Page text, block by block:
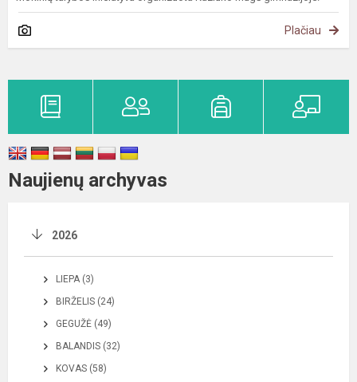
Plačiau
Naujienų archyvas
2026
LIEPA (3)
BIRŽELIS (24)
GEGUŽĖ (49)
BALANDIS (32)
KOVAS (58)